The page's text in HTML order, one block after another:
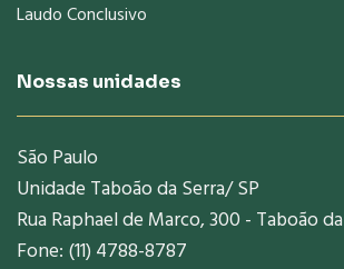
Laudo Conclusivo
Nossas unidades
São Paulo
Unidade Taboão da Serra/ SP
Rua Raphael de Marco, 300 - Taboão
Fone: (11) 4788-8787